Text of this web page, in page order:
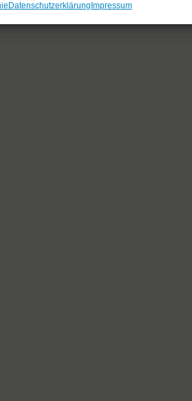
Datenschutzerklärung Impressum